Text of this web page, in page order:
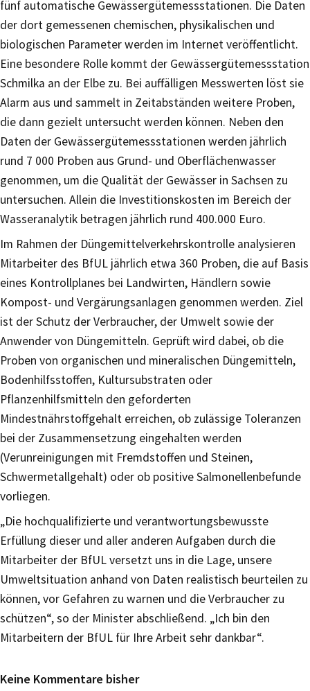
fünf automatische Gewässergütemessstationen. Die Daten
der dort gemessenen chemischen, physikalischen und
biologischen Parameter werden im Internet veröffentlicht.
Eine besondere Rolle kommt der Gewässergütemessstation
Schmilka an der Elbe zu. Bei auffälligen Messwerten löst sie
Alarm aus und sammelt in Zeitabständen weitere Proben,
die dann gezielt untersucht werden können. Neben den
Daten der Gewässergütemessstationen werden jährlich
rund 7 000 Proben aus Grund- und Oberflächenwasser
genommen, um die Qualität der Gewässer in Sachsen zu
untersuchen. Allein die Investitionskosten im Bereich der
Wasseranalytik betragen jährlich rund 400.000 Euro.
Im Rahmen der Düngemittelverkehrskontrolle analysieren
Mitarbeiter des BfUL jährlich etwa 360 Proben, die auf Basis
eines Kontrollplanes bei Landwirten, Händlern sowie
Kompost- und Vergärungsanlagen genommen werden. Ziel
ist der Schutz der Verbraucher, der Umwelt sowie der
Anwender von Düngemitteln. Geprüft wird dabei, ob die
Proben von organischen und mineralischen Düngemitteln,
Bodenhilfsstoffen, Kultursubstraten oder
Pflanzenhilfsmitteln den geforderten
Mindestnährstoffgehalt erreichen, ob zulässige Toleranzen
bei der Zusammensetzung eingehalten werden
(Verunreinigungen mit Fremdstoffen und Steinen,
Schwermetallgehalt) oder ob positive Salmonellenbefunde
vorliegen.
„Die hochqualifizierte und verantwortungsbewusste
Erfüllung dieser und aller anderen Aufgaben durch die
Mitarbeiter der BfUL versetzt uns in die Lage, unsere
Umweltsituation anhand von Daten realistisch beurteilen zu
können, vor Gefahren zu warnen und die Verbraucher zu
schützen“, so der Minister abschließend. „Ich bin den
Mitarbeitern der BfUL für Ihre Arbeit sehr dankbar“.
Keine Kommentare bisher